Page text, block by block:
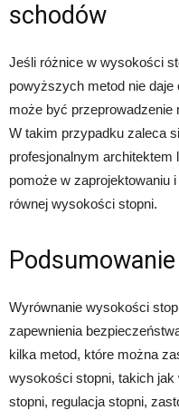
schodów
Jeśli różnice w wysokości
powyższych metod nie
może być przeprowadzenie
W takim przypadku zaleca
profesjonalnym architektem
pomoże w zaprojektowaniu
równej wysokości stopni.
Podsumowanie
Wyrównanie wysokości
zapewnienia
kilka metod, które można
wysokości stopni, takich
stopni, regulacja stopni,